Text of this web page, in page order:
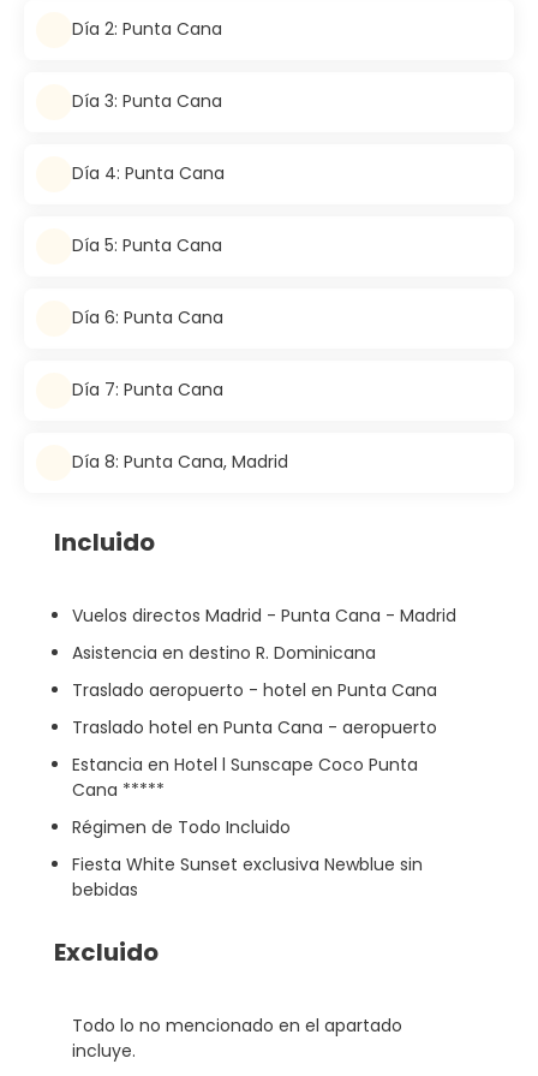
Día 2: Punta Cana
Día 3: Punta Cana
Día 4: Punta Cana
Día 5: Punta Cana
Día 6: Punta Cana
Día 7: Punta Cana
Día 8: Punta Cana, Madrid
Incluido
Vuelos directos Madrid - Punta Cana - Madrid
Asistencia en destino R. Dominicana
Traslado aeropuerto - hotel en Punta Cana
Traslado hotel en Punta Cana - aeropuerto
Estancia en Hotel l Sunscape Coco Punta
Cana *****
Régimen de Todo Incluido
Fiesta White Sunset exclusiva Newblue sin
bebidas
Excluido
Todo lo no mencionado en el apartado
incluye.